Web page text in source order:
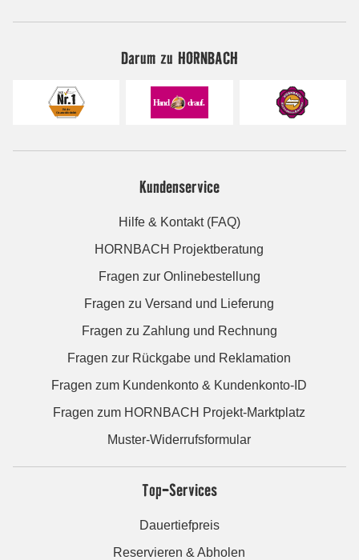
Darum zu HORNBACH
Kundenservice
Hilfe & Kontakt (FAQ)
HORNBACH Projektberatung
Fragen zur Onlinebestellung
Fragen zu Versand und Lieferung
Fragen zu Zahlung und Rechnung
Fragen zur Rückgabe und Reklamation
Fragen zum Kundenkonto & Kundenkonto-ID
Fragen zum HORNBACH Projekt-Marktplatz
Muster-Widerrufsformular
Top-Services
Dauertiefpreis
Reservieren & Abholen